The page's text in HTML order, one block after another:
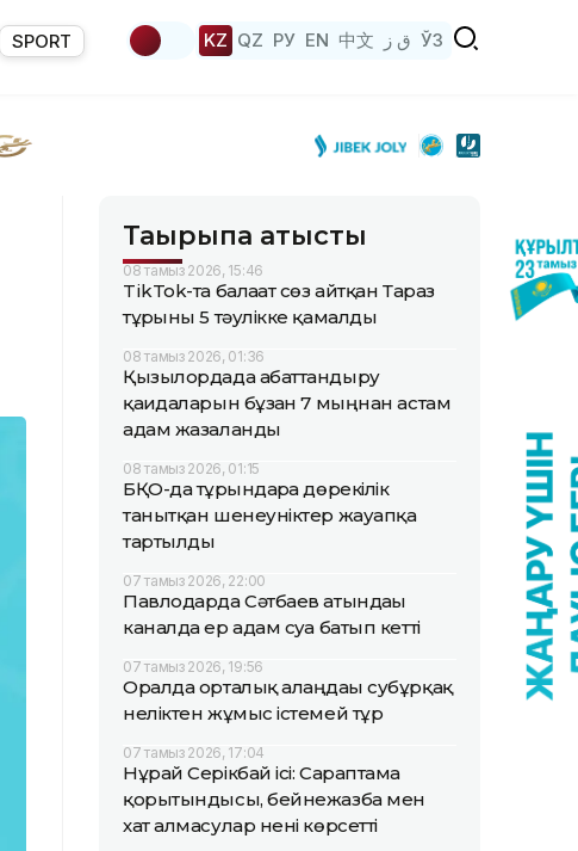
SPORT KZ QZ РУ EN 中文 ق ز ЎЗ
Тақырыпқа қатысты
08 тамыз 2026, 15:46
TikTok-та балағат сөз айтқан Тараз
тұрғыны 5 тәулікке қамалды
08 тамыз 2026, 01:36
Қызылордада абаттандыру
қағидаларын бұзған 7 мыңнан астам
адам жазаланды
08 тамыз 2026, 01:15
БҚО-да тұрғындарға дөрекілік
танытқан шенеуніктер жауапқа
тартылды
07 тамыз 2026, 22:00
Павлодарда Сәтбаев атындағы
каналда ер адам суға батып кетті
07 тамыз 2026, 19:56
Оралда орталық алаңдағы субұрқақ
неліктен жұмыс істемей тұр
07 тамыз 2026, 17:04
Нұрай Серікбай ісі: Сараптама
қорытындысы, бейнежазба мен
хат алмасулар нені көрсетті